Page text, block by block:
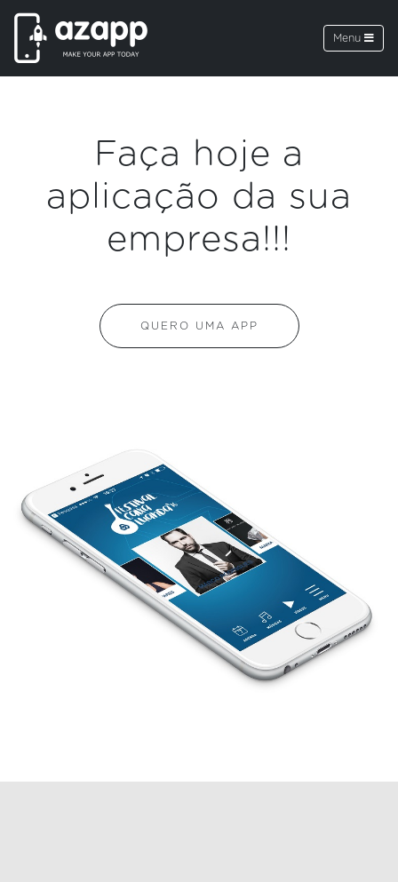
Menu
Faça hoje a
aplicação da sua
empresa!!!
QUERO UMA APP